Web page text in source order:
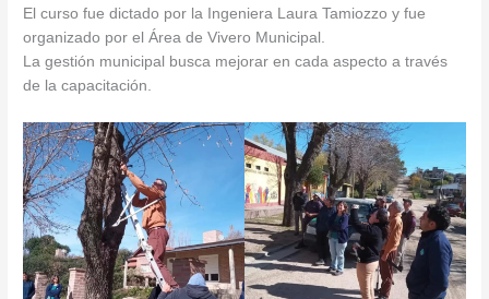
El curso fue dictado por la Ingeniera Laura Tamiozzo y fue
organizado por el Área de Vivero Municipal.
La gestión municipal busca mejorar en cada aspecto a través
de la capacitación.